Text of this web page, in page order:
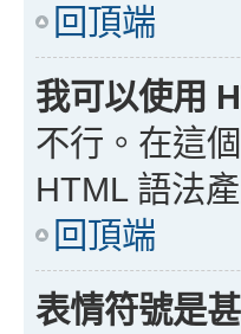
回頂端
我可以使用
不行。在這
HTML 語法
回頂端
表情符號是